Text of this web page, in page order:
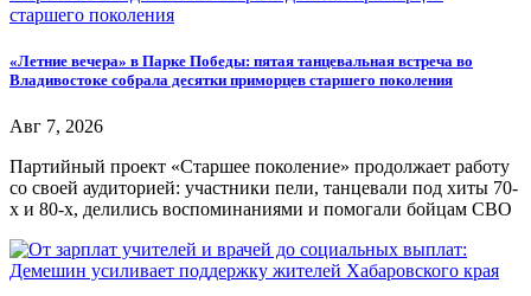
«Летние вечера» в Парке Победы: пятая танцевальная встреча во
Владивостоке собрала десятки приморцев старшего поколения
Авг 7, 2026
Партийный проект «Старшее поколение» продолжает работу
со своей аудиторией: участники пели, танцевали под хиты 70-
х и 80-х, делились воспоминаниями и помогали бойцам СВО